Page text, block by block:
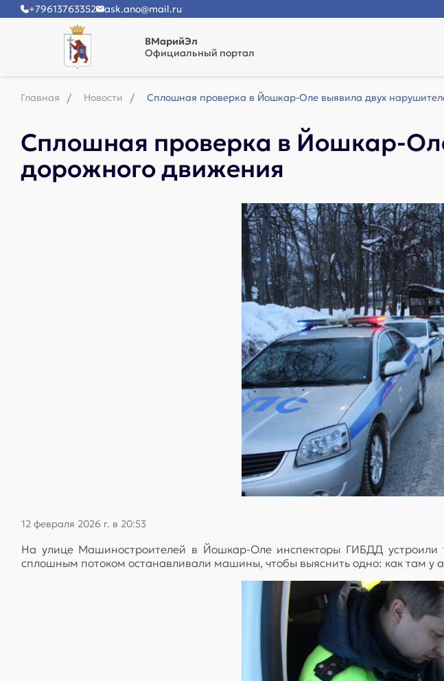
+79613763352 ask.ano@mail.ru
ВМарийЭл
Официальный портал
Главная Новости Сплошная проверка в Йошкар-Оле выявила двух
Сплошная проверка в Йошкар-
дорожного движения
12 февраля 2026 г. в 20:53
На улице Машиностроителей в Йошкар-Оле инспекторы ГИБДД устроили
сплошным потоком останавливали машины, чтобы выяснить одно: как там у